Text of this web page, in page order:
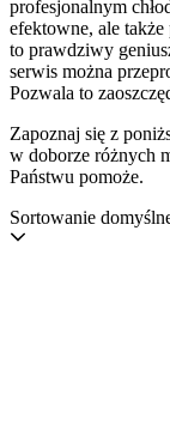
profesjonalnym
efektowne, ale także
to prawdziwy
serwis można
Pozwala to
Zapoznaj się z
w doborze różnych
Państwu pomoże.
Sortowanie